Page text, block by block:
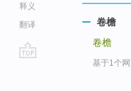
释义
翻译
卷檐
卷檐
基于1个